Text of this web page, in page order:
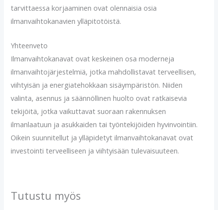
tarvittaessa korjaaminen ovat olennaisia osia
ilmanvaihtokanavien ylläpitotöistä.
Yhteenveto
Ilmanvaihtokanavat ovat keskeinen osa moderneja
ilmanvaihtojärjestelmiä, jotka mahdollistavat terveellisen,
viihtyisän ja energiatehokkaan sisäympäristön. Niiden
valinta, asennus ja säännöllinen huolto ovat ratkaisevia
tekijöitä, jotka vaikuttavat suoraan rakennuksen
ilmanlaatuun ja asukkaiden tai työntekijöiden hyvinvointiin.
Oikein suunnitellut ja ylläpidetyt ilmanvaihtokanavat ovat
investointi terveelliseen ja viihtyisään tulevaisuuteen.
Tutustu myös